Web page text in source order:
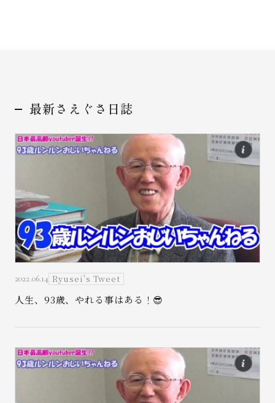
最新さえぐさ日誌
2022.06.14 Ryusei's Tweet
人生、93歳、やれる事はある！😎